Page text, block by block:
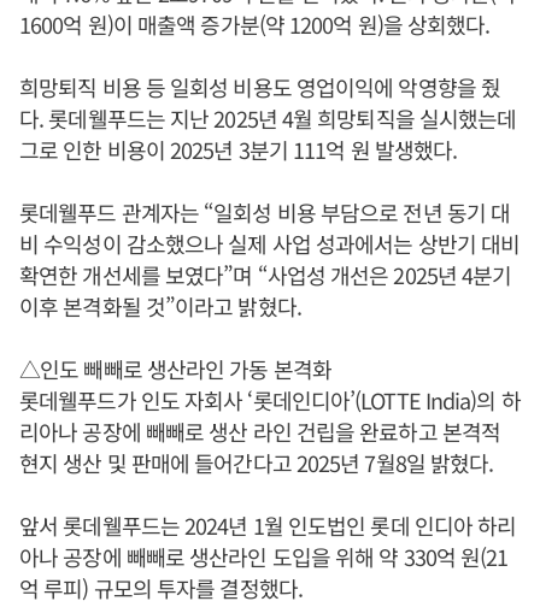
1600억 원)이 매출액 증가분(약 1200억 원)을 상회했다.
희망퇴직 비용 등 일회성 비용도 영업이익에 악영향을 줬
다. 롯데웰푸드는 지난 2025년 4월 희망퇴직을 실시했는데
그로 인한 비용이 2025년 3분기 111억 원 발생했다.
롯데웰푸드 관계자는 “일회성 비용 부담으로 전년 동기 대
비 수익성이 감소했으나 실제 사업 성과에서는 상반기 대비
확연한 개선세를 보였다”며 “사업성 개선은 2025년 4분기
이후 본격화될 것”이라고 밝혔다.
△인도 빼빼로 생산라인 가동 본격화
롯데웰푸드가 인도 자회사 ‘롯데인디아’(LOTTE India)의 하
리아나 공장에 빼빼로 생산 라인 건립을 완료하고 본격적
현지 생산 및 판매에 들어간다고 2025년 7월8일 밝혔다.
앞서 롯데웰푸드는 2024년 1월 인도법인 롯데 인디아 하리
아나 공장에 빼빼로 생산라인 도입을 위해 약 330억 원(21
억 루피) 규모의 투자를 결정했다.